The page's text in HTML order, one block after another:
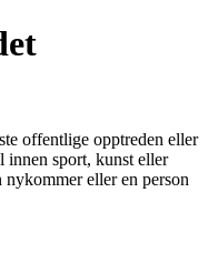
offentlige opptreden eller
innen sport, kunst eller
eller en person